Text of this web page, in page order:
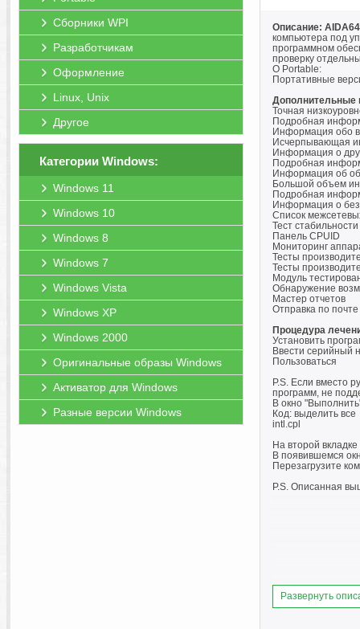
Сборники WPI
Разработчикам
Оформление
Linux, Unix
Другое
Категории Windows:
Windows 11
Windows 10
Windows 8
Windows 7
Windows Vista
Windows XP
Windows 2000
Оригинальные образы Windows
Активатор для Windows
Разные версии Windows
Описание: AIDA64
компьютера под
программном
проверку
О Portable:
Портативные
Дополнительные
Точная
Подробная
Информация обо
Исчерпывающая
Информация о
Подробная
Информация об
Большой объем
Подробная
Информация о
Список
Тест
Панель CPUID
Мониторинг
Тесты
Тесты
Модуль
Обнаружение
Мастер отчетов
Отправка по
Процедура
Установить
Ввести серийный
Пользоваться
P.S. Если вместо
программ, не
В окно
Код: выделить все
intl.cpl
На второй
В появившемся
Перезагрузите
P.S. Описанная
Развернуть